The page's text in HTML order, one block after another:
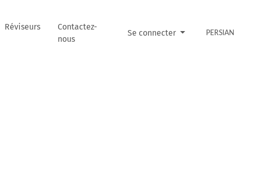
Réviseurs
Contactez-
nous
Se connecter PERSIAN